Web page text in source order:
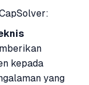
kepada
yang